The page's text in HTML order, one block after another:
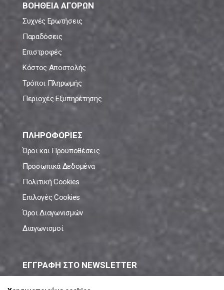
ΒΟΗΘΕΙΑ ΑΓΟΡΩΝ
Συχνές Ερωτήσεις
Παραδόσεις
Επιστροφές
Κόστος Αποστολής
Τρόποι Πληρωμής
Περιοχές Εξυπηρέτησης
ΠΛΗΡΟΦΟΡΙΕΣ
Όροι και Προϋποθέσεις
Προσωπικά Δεδομένα
Πολιτική Cookies
Επιλογές Cookies
Όροι Διαγωνισμών
Διαγωνισμοί
ΕΓΓΡΑΦΗ ΣΤΟ NEWSLETTER